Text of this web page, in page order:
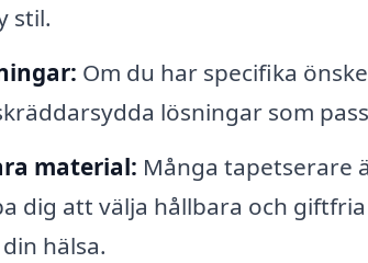
stil.
Om du har specifika
lösningar som
material: Många tapetserare
dig att välja hållbara och
hälsa.